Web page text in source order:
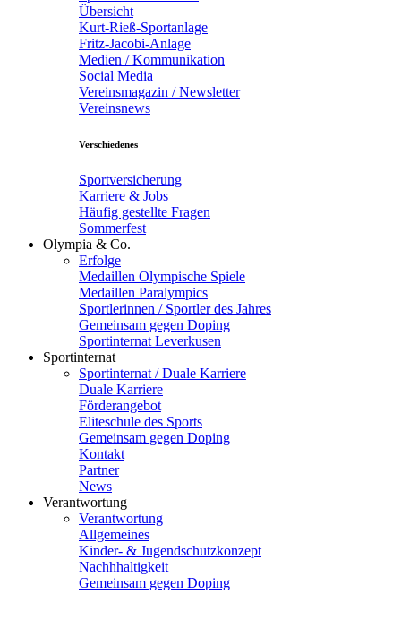
Übersicht
Kurt-Rieß-Sportanlage
Fritz-Jacobi-Anlage
Medien / Kommunikation
Social Media
Vereinsmagazin / Newsletter
Vereinsnews
Verschiedenes
Sportversicherung
Karriere & Jobs
Häufig gestellte Fragen
Sommerfest
Olympia & Co.
Erfolge
Medaillen Olympische Spiele
Medaillen Paralympics
Sportlerinnen / Sportler des Jahres
Gemeinsam gegen Doping
Sportinternat Leverkusen
Sportinternat
Sportinternat / Duale Karriere
Duale Karriere
Förderangebot
Eliteschule des Sports
Gemeinsam gegen Doping
Kontakt
Partner
News
Verantwortung
Verantwortung
Allgemeines
Kinder- & Jugendschutzkonzept
Nachhhaltigkeit
Gemeinsam gegen Doping